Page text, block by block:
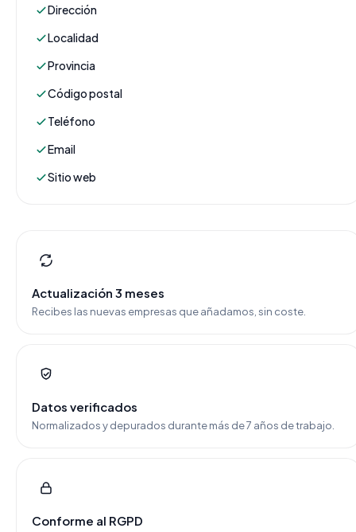
Dirección
Localidad
Provincia
Código postal
Teléfono
Email
Sitio web
Actualización 3 meses
Recibes las nuevas empresas que añadamos, sin coste.
Datos verificados
Normalizados y depurados durante más de 7 años de trabajo.
Conforme al RGPD